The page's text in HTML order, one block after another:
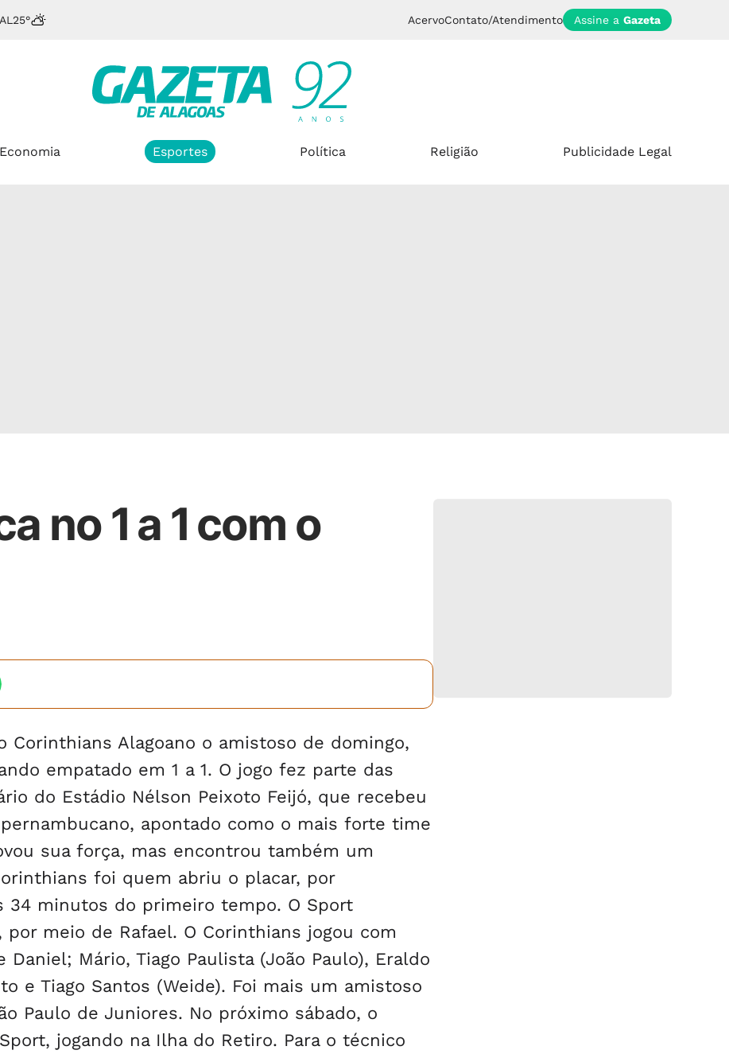
25° AcervoContato/Atendimento Assine a Gazeta
Economia Esportes Política Religião Publicidade Legal
no 1 a 1 com o
Alagoano o amistoso de domingo,
empatado em 1 a 1. O jogo fez parte das
do Estádio Nélson Peixoto Feijó, que recebeu
apontado como o mais forte time
sua força, mas encontrou também um
foi quem abriu o placar, por
34 minutos do primeiro tempo. O Sport
meio de Rafael. O Corinthians jogou com
Mário, Tiago Paulista (João Paulo), Eraldo
e Tiago Santos (Weide). Foi mais um amistoso
Paulo de Juniores. No próximo sábado, o
jogando na Ilha do Retiro. Para o técnico